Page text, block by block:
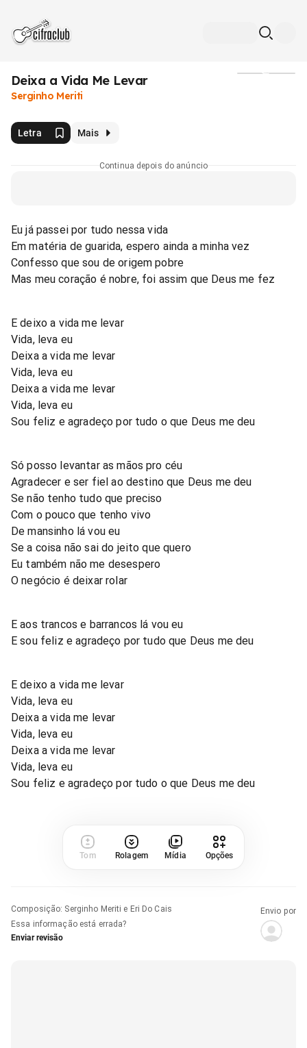
Deixa a Vida Me Levar
Serginho Meriti
Letra Mais
Continua depois do anúncio
Eu já passei por tudo nessa vida
Em matéria de guarida, espero ainda a minha vez
Confesso que sou de origem pobre
Mas meu coração é nobre, foi assim que Deus me fez
E deixo a vida me levar
Vida, leva eu
Deixa a vida me levar
Vida, leva eu
Deixa a vida me levar
Vida, leva eu
Sou feliz e agradeço por tudo o que Deus me deu
Só posso levantar as mãos pro céu
Agradecer e ser fiel ao destino que Deus me deu
Se não tenho tudo que preciso
Com o pouco que tenho vivo
De mansinho lá vou eu
Se a coisa não sai do jeito que quero
Eu também não me desespero
O negócio é deixar rolar
E aos trancos e barrancos lá vou eu
E sou feliz e agradeço por tudo que Deus me deu
E deixo a vida me levar
Vida, leva eu
Deixa a vida me levar
Vida, leva eu
Deixa a vida me levar
Vida, leva eu
Sou feliz e agradeço por tudo o que Deus me deu
Tom Rolagem Mídia Opções
Composição: Serginho Meriti e Eri Do Cais
Essa informação está errada?
Enviar revisão
Envio por